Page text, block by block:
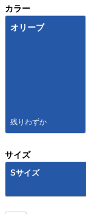
カラー
オリーブ
残りわずか
サイズ
Sサイズ